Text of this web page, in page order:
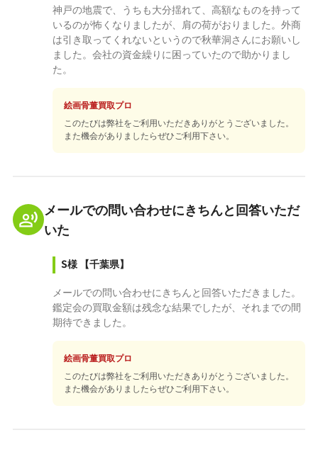
神戸の地震で、うちも大分揺れて、高額なものを持って
いるのが怖くなりましたが、肩の荷がおりました。外商
は引き取ってくれないというので秋華洞さんにお願いし
ました。会社の資金繰りに困っていたので助かりまし
た。
絵画骨董買取プロ
このたびは弊社をご利用いただきありがとうございました。
また機会がありましたらぜひご利用下さい。
メールでの問い合わせにきちんと回答いただ
いた
S様 【千葉県】
メールでの問い合わせにきちんと回答いただきました。
鑑定会の買取金額は残念な結果でしたが、それまでの間
期待できました。
絵画骨董買取プロ
このたびは弊社をご利用いただきありがとうございました。
また機会がありましたらぜひご利用下さい。